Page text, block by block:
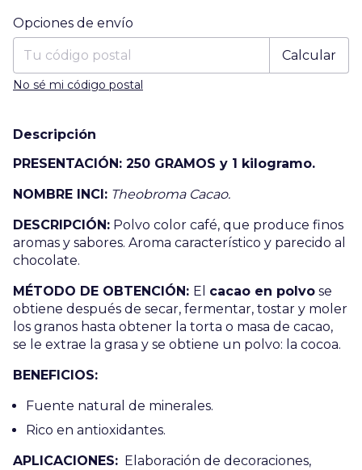
Entregas para el CP:
Opciones de envío
Calcular
No sé mi código postal
Descripción
PRESENTACIÓN: 250 GRAMOS y 1 kilogramo.
NOMBRE INCI: Theobroma Cacao.
DESCRIPCIÓN: Polvo color café, que produce finos
aromas y sabores. Aroma característico y parecido al
chocolate.
MÉTODO DE OBTENCIÓN: El cacao en polvo se
obtiene después de secar, fermentar, tostar y moler
los granos hasta obtener la torta o masa de cacao,
se le extrae la grasa y se obtiene un polvo: la cocoa.
BENEFICIOS:
Fuente natural de minerales.
Rico en antioxidantes.
APLICACIONES: Elaboración de decoraciones,